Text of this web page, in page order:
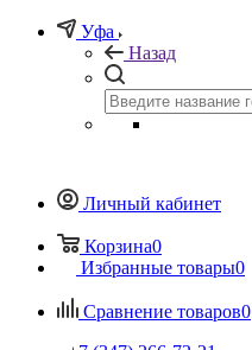
Уфа
Назад
Личный кабинет
Корзина0
Избранные товары0
Сравнение товаров0